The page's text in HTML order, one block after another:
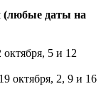
(любые даты на
5 и 12
октября, 2, 9 и 16